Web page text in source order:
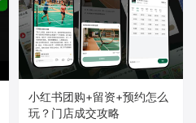
小红书团购+留资+预约怎么
玩？门店成交攻略